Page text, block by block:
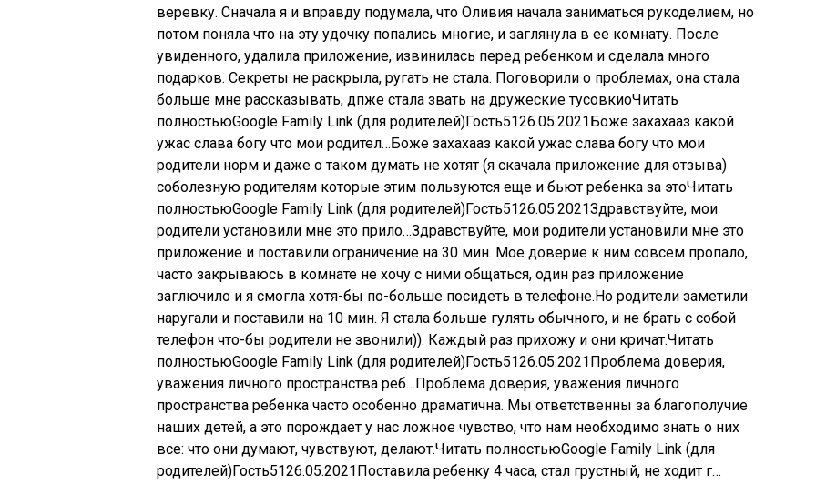
веревку. Сначала я и вправду подумала, что Оливия начала заниматься рукоделием, но
потом поняла что на эту удочку попались многие, и заглянула в ее комнату. После
увиденного, удалила приложение, извинилась перед ребенком и сделала много
подарков. Секреты не раскрыла, ругать не стала. Поговорили о проблемах, она стала
больше мне рассказывать, дпже стала звать на дружеские тусовкиоЧитать
полностьюGoogle Family Link (для родителей)Гость5126.05.2021Боже захахааз какой
ужас слава богу что мои родител…Боже захахааз какой ужас слава богу что мои
родители норм и даже о таком думать не хотят (я скачала приложение для отзыва)
соболезную родителям которые этим пользуются еще и бьют ребенка за этоЧитать
полностьюGoogle Family Link (для родителей)Гость5126.05.2021Здравствуйте, мои
родители установили мне это прило…Здравствуйте, мои родители установили мне это
приложение и поставили ограничение на 30 мин. Мое доверие к ним совсем пропало,
часто закрываюсь в комнате не хочу с ними общаться, один раз приложение
заглючило и я смогла хотя-бы по-больше посидеть в телефоне.Но родители заметили
наругали и поставили на 10 мин. Я стала больше гулять обычного, и не брать с собой
телефон что-бы родители не звонили)). Каждый раз прихожу и они кричат.Читать
полностьюGoogle Family Link (для родителей)Гость5126.05.2021Проблема доверия,
уважения личного пространства реб…Проблема доверия, уважения личного
пространства ребенка часто особенно драматична. Мы ответственны за благополучие
наших детей, а это порождает у нас ложное чувство, что нам необходимо знать о них
все: что они думают, чувствуют, делают.Читать полностьюGoogle Family Link (для
родителей)Гость5126.05.2021Поставила ребенку 4 часа, стал грустный, не ходит г…